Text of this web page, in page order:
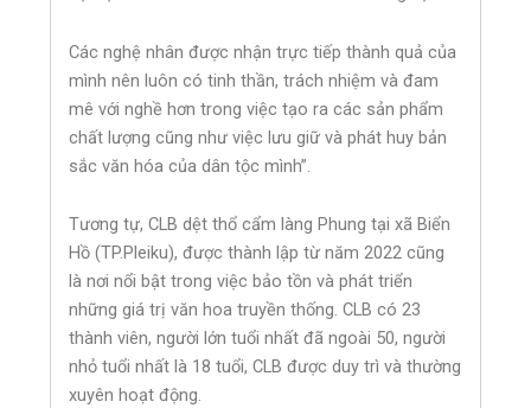
Các nghệ nhân được nhận trực tiếp thành quả của
mình nên luôn có tinh thần, trách nhiệm và đam
mê với nghề hơn trong việc tạo ra các sản phẩm
chất lượng cũng như việc lưu giữ và phát huy bản
sắc văn hóa của dân tộc mình”.
Tương tự, CLB dệt thổ cẩm làng Phung tại xã Biển
Hồ (TP.Pleiku), được thành lập từ năm 2022 cũng
là nơi nổi bật trong việc bảo tồn và phát triển
những giá trị văn hoa truyền thống. CLB có 23
thành viên, người lớn tuổi nhất đã ngoài 50, người
nhỏ tuổi nhất là 18 tuổi, CLB được duy trì và thường
xuyên hoạt động.